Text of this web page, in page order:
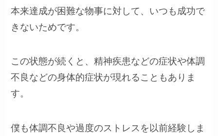
本来達成が困難な物事に対して、いつも成功で
きないためです。
この状態が続くと、精神疾患などの症状や体調
不良などの身体的症状が現れることもありま
す。
僕も体調不良や過度のストレスを以前経験しま